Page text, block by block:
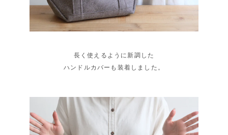
長く使えるように新調した
ハンドルカバーも装着しました。